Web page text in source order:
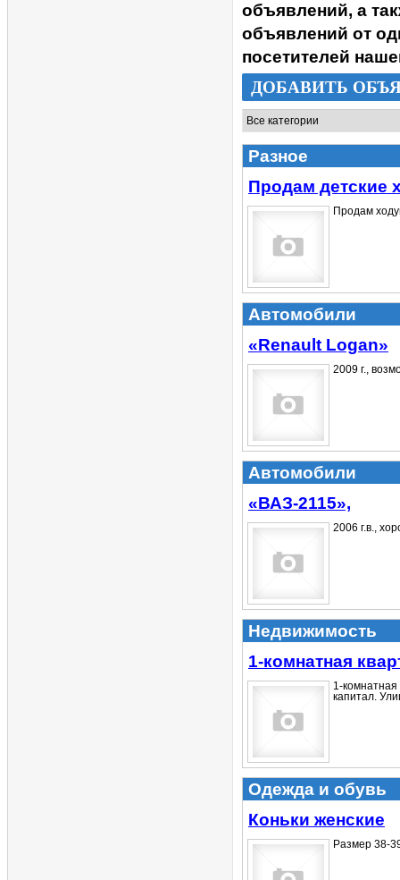
объявлений, а
объявлений от
посетителей
ДОБАВИТЬ
Разное
Продам детские
Продам
Автомобили
«Renault Logan»
2009 г.,
Автомобили
«ВАЗ-2115»,
2006 г.в.,
Недвижимость
1-комнатная
1-
капитал.
Одежда и обувь
Коньки женские
Размер 38-